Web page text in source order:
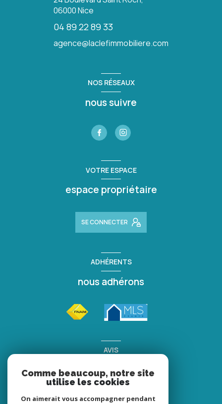
06000Nice
04 89 22 89 33
agence@laclefimmobiliere.com
NOS RÉSEAUX
nous suivre
VOTRE ESPACE
espace propriétaire
SE CONNECTER
ADHÉRENTS
nous adhérons
AVIS
clients
Comme beaucoup, notre site
utilise les cookies
On aimerait vous accompagner pendant